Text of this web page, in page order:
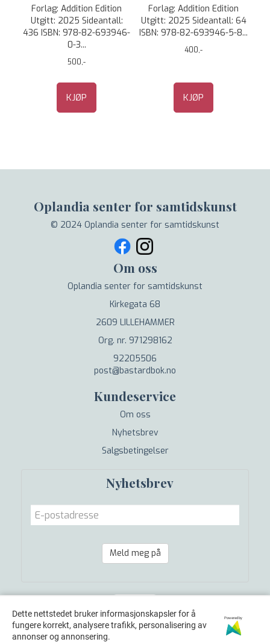
Forlag: Addition Edition
Utgitt: 2025 Sideantall:
436 ISBN: 978-82-693946-
0-3...
500,-
KJØP
Forlag: Addition Edition
Utgitt: 2025 Sideantall: 64
ISBN: 978-82-693946-5-8...
400,-
KJØP
Oplandia senter for samtidskunst
© 2024 Oplandia senter for samtidskunst
Om oss
Oplandia senter for samtidskunst
Kirkegata 68
2609 LILLEHAMMER
Org. nr. 971298162
92205506
post@bastardbok.no
Kundeservice
Om oss
Nyhetsbrev
Salgsbetingelser
Nyhetsbrev
Meld meg på
Dette nettstedet bruker informasjonskapsler for å
fungere korrekt, analysere trafikk, personalisering av
annonser og annonsering.
Powered by